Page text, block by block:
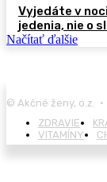
Vyjedáte v
jedenia, nie o
Načítať ďalšie
© Akčné ženy, o.z. •
ZDRAVIE
VITAMÍNY